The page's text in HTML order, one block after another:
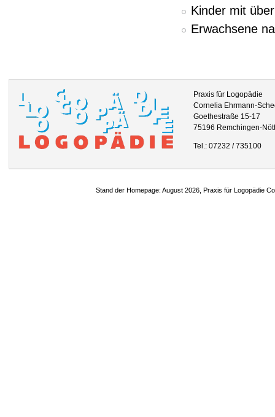
Kinder mit
Erwachsene
Praxis für Logopädie
Cornelia Ehrmann-
Goethestraße 15-17
75196 Remchingen-
Tel.: 07232 / 735100
Stand der Homepage: August 2026, Praxis für Logopädie